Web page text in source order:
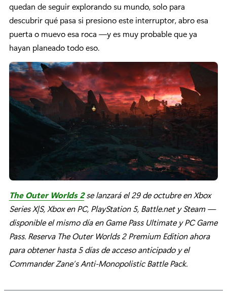
quedan de seguir explorando su mundo, solo para
descubrir qué pasa si presiono este interruptor, abro esa
puerta o muevo esa roca —y es muy probable que ya
hayan planeado todo eso.
The Outer Worlds 2 se lanzará el 29 de octubre en Xbox
Series X|S, Xbox en PC, PlayStation 5, Battle.net y Steam —
disponible el mismo día en Game Pass Ultimate y PC Game
Pass. Reserva The Outer Worlds 2 Premium Edition ahora
para obtener hasta 5 días de acceso anticipado y el
Commander Zane’s Anti-Monopolistic Battle Pack.